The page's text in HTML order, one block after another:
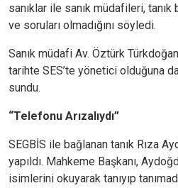
sanıklar ile sanık müdafileri, tanık
ve soruları olmadığını söyledi.
Sanık müdafi Av. Öztürk
tarihte SES’te yönetici olduğuna
sundu.
“Telefonu Arızalıydı”
SEGBİS ile bağlanan tanık Rıza
yapıldı. Mahkeme Başkanı,
isimlerini okuyarak tanıyıp